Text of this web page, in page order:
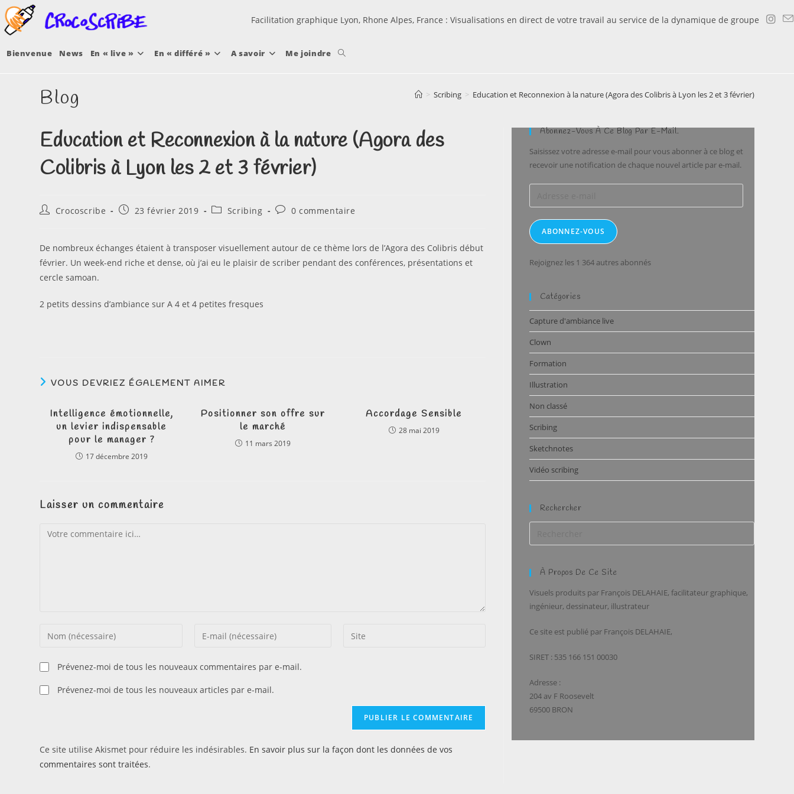
Skip
to
content
Facilitation graphique Lyon, Rhone Alpes, France : Visualisations en direct de votre travail au service de la dynamique de groupe
Bienvenue News En « live » En « différé » A savoir Me joindre Toggle
Blog > Scribing > Education et Reconnexion à la nature (Agora des Colibris à Lyon les 2 et 3 février)
Education et Reconnexion à la nature (Agora des
Colibris à Lyon les 2 et 3 février)
Auteur/autrice
publication :
Crocoscribe
Publication
23 février 2019
PostScribing
Commentaires
publication :
0 commentaire
De nombreux échanges étaient à transposer visuellement autour de ce thème lors de l’Agora des Colibris début
février. Un week-end riche et dense, où j’ai eu le plaisir de scriber pendant des conférences, présentations et
cercle samoan.
2 petits dessins d’ambiance sur A 4 et 4 petites fresques
VOUS DEVRIEZ ÉGALEMENT AIMER
Intelligence émotionnelle,
un levier indispensable
pour le manager ?
17 décembre 2019
Positionner son offre sur
le marché
11 mars 2019
Accordage Sensible
28 mai 2019
Laisser un commentaire
Comment
Enter
name
or
username
Enter
to
Saisir
(facultatif)
Prévenez-moi de tous les nouveaux commentaires par e-mail.
Prévenez-moi de tous les nouveaux articles par e-mail.
Ce site utilise Akismet pour réduire les indésirables. En savoir plus sur la façon dont les données de vos
commentaires sont traitées.
Abonnez-Vous À Ce Blog Par E-Mail.
Saisissez votre adresse e-mail pour vous abonner à ce blog et
recevoir une notification de chaque nouvel article par e-mail.
e-
mail
ABONNEZ-VOUS
Rejoignez les 1 364 autres abonnés
Catégories
Capture d'ambiance live
Clown
Formation
Illustration
Non classé
Scribing
Sketchnotes
Vidéo scribing
Rechercher
À Propos De Ce Site
Visuels produits par François DELAHAIE, facilitateur graphique,
ingénieur, dessinateur, illustrateur
Ce site est publié par François DELAHAIE,
SIRET : 535 166 151 00030
Adresse :
204 av F Roosevelt
69500 BRON